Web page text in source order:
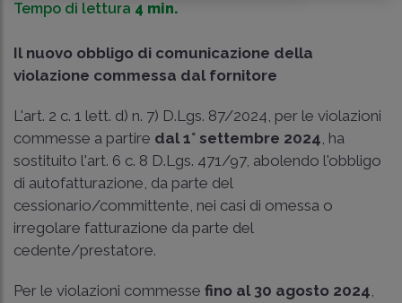
Tempo di lettura 4 min.
Il nuovo obbligo di comunicazione della
violazione commessa dal fornitore
L'art. 2 c. 1 lett. d) n. 7) D.Lgs. 87/2024, per le violazioni
commesse a partire dal 1° settembre 2024, ha
sostituito l'art. 6 c. 8 D.Lgs. 471/97, abolendo l'obbligo
di autofatturazione, da parte del
cessionario/committente, nei casi di omessa o
irregolare fatturazione da parte del
cedente/prestatore.
Per le violazioni commesse fino al 30 agosto 2024,